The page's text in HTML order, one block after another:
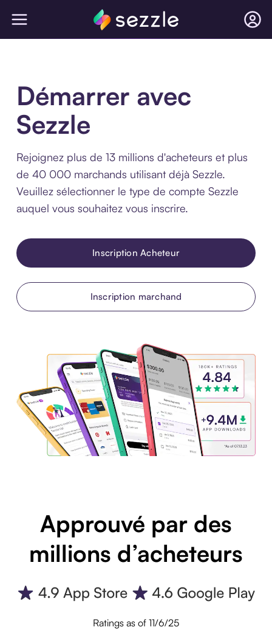
Démarrer avec
Sezzle
Rejoignez plus de 13 millions d'acheteurs et plus
de 40 000 marchands utilisant déjà Sezzle.
Veuillez sélectionner le type de compte Sezzle
auquel vous souhaitez vous inscrire.
Inscription Acheteur
Inscription marchand
Approuvé par des
millions d’acheteurs
Ratings as of 11/6/25